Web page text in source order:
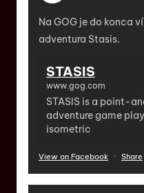
Na GOG je do konca
adventura Stasis.
STASIS
www.gog.com
STASIS is a point-
adventure game
isometric
View on Facebook · Share